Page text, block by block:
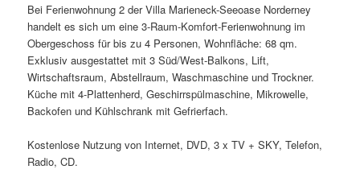
Bei Ferienwohnung 2 der Villa Marieneck-Seeoase Norderney
handelt es sich um eine 3-Raum-Komfort-Ferienwohnung im
Obergeschoss für bis zu 4 Personen, Wohnfläche: 68 qm.
Exklusiv ausgestattet mit 3 Süd/West-Balkons, Lift,
Wirtschaftsraum, Abstellraum, Waschmaschine und Trockner.
Küche mit 4-Plattenherd, Geschirrspülmaschine, Mikrowelle,
Backofen und Kühlschrank mit Gefrierfach.
Kostenlose Nutzung von Internet, DVD, 3 x TV + SKY, Telefon,
Radio, CD.